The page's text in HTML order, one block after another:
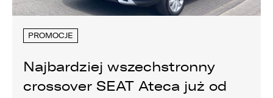
PROMOCJE
Najbardziej wszechstronny
crossover SEAT Ateca już od